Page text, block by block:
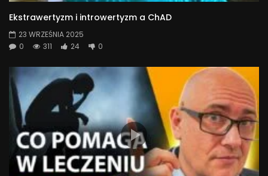
Ekstrawertyzm i introwertyzm a ChAD
23 WRZEŚNIA 2025
0
311 24 0